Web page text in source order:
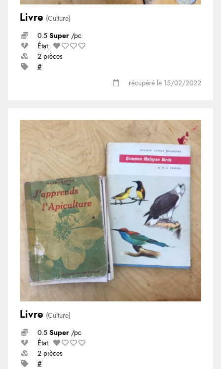
Livre (Culture)
0.5 Super /pc
État:
2 pièces
#
récupéré le 15/02/2022
Livre (Culture)
0.5 Super /pc
État:
2 pièces
#